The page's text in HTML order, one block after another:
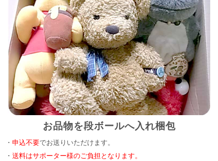
お品物を段ボールへ入れ梱包
・申込不要でお送りいただけます。
・送料はサポーター様のご負担となります。